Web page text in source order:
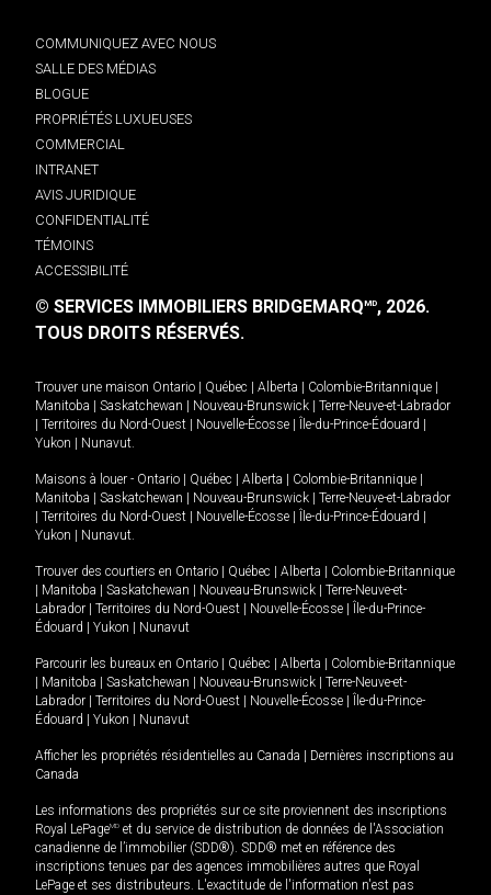
COMMUNIQUEZ AVEC NOUS
SALLE DES MÉDIAS
BLOGUE
PROPRIÉTÉS LUXUEUSES
COMMERCIAL
INTRANET
AVIS JURIDIQUE
CONFIDENTIALITÉ
TÉMOINS
ACCESSIBILITÉ
© SERVICES IMMOBILIERS BRIDGEMARQMD, 2026.
TOUS DROITS RÉSERVÉS.
Trouver une maison Ontario Québec Alberta Colombie-Britannique
Manitoba
Saskatchewan Nouveau-Brunswick
Terre-Neuve-et-Labrador
Territoires du Nord-Ouest Nouvelle-Écosse Île-du-Prince-Édouard
Yukon
Nunavut.
Maisons à louer - Ontario Québec Alberta Colombie-Britannique
Manitoba
Saskatchewan Nouveau-Brunswick
Terre-Neuve-et-Labrador
Territoires du Nord-Ouest Nouvelle-Écosse Île-du-Prince-Édouard
Yukon
Nunavut.
Trouver des courtiers en Ontario Québec Alberta
Colombie-Britannique
Manitoba Saskatchewan Nouveau-Brunswick
Terre-Neuve-et-
Labrador
Territoires du Nord-Ouest Nouvelle-Écosse
Île-du-Prince-
Édouard
Yukon Nunavut
Parcourir les bureaux en Ontario Québec Alberta
Colombie-Britannique
Manitoba Saskatchewan Nouveau-Brunswick
Terre-Neuve-et-
Labrador
Territoires du Nord-Ouest Nouvelle-Écosse
Île-du-Prince-
Édouard
Yukon Nunavut
Afficher les propriétés résidentielles au Canada
Dernières inscriptions au
Canada
Les informations des propriétés sur ce site proviennent des inscriptions
Royal LePageMD et du service de distribution de données de l'Association
canadienne de l’immobilier (SDD®). SDD® met en référence des
inscriptions tenues par des agences immobilières autres que Royal
LePage et ses distributeurs. L'exactitude de l'information n'est pas